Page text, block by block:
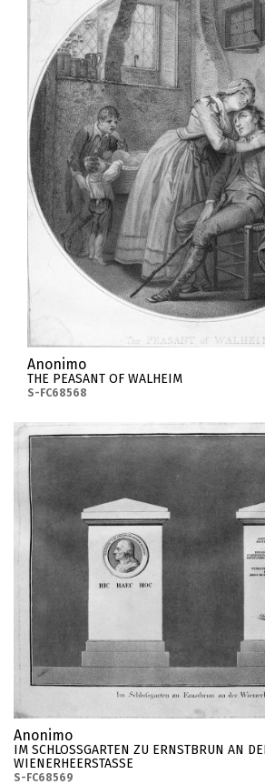
Anonimo
THE PEASANT OF WALHEIM
S-FC68568
Anonimo
IM SCHLOSSGARTEN ZU ERNSTBRUN AN
WIENERHEERSTASSE
S-FC68569